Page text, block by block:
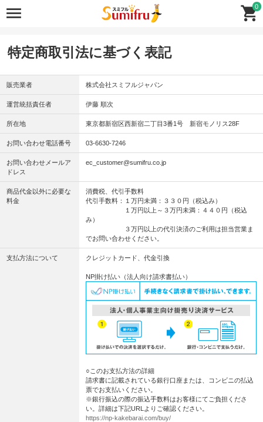
0
特定商取引法に基づく表記
販売業者 株式会社スミフルジャパン
運営統括責任者 伊藤 順次
所在地 東京都新宿区西新宿二丁目3番1号 新宿モノリス28F
お問い合わせ電話番号 03-6630-7246
お問い合わせメールア
ドレス
ec_customer@sumifru.co.jp
商品代金以外に必要な
料金
消費税、代引手数料
代引手数料：１万円未満：３３０円（税込み）
１万円以上～３万円未満：４４０円（税込
み）
３万円以上の代引決済のご利用は担当営業ま
でお問い合わせください。
支払方法について クレジットカード、代金引換
NP掛け払い（法人向け請求書払い）
○このお支払方法の詳細
請求書に記載されている銀行口座または、コンビニの払込
票でお支払いください。
※銀行振込の際の振込手数料はお客様にてご負担くださ
い。詳細は下記URLよりご確認ください。
https://np-kakebarai.com/buy/